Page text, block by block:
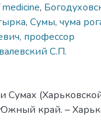
,
, Сумы, чума
профессор
С.П.
Сумах
Южный край. –